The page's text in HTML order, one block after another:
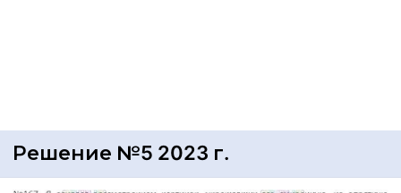
Решение №5 2023 г.